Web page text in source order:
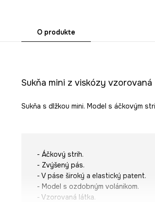
O produkte
Sukňa mini z viskózy vzorovaná
Sukňa s dlžkou mini. Model s áčkovým
- Áčkový strih.
- Zvýšený pás.
- V páse široký a elastický patent.
- Model s ozdobným volánikom.
- Vzorovaná látka.